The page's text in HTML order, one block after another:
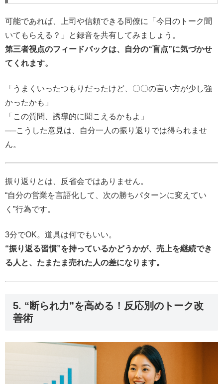
可能であれば、上司や信頼できる同僚に「今日のトーク聞
いてもらえる？」と録音を共有してみましょう。
第三者視点のフィードバックは、自分の“盲点”に気づかせ
てくれます。
「うまくいったつもりだったけど、〇〇の言い方が少し強
かったかも」
「この質問、誘導的に聞こえるかもよ」
──こうした意見は、自分一人の振り返りでは得られませ
ん。
振り返りとは、反省会ではありません。
“自分の営業を言語化して、次の勝ちパターンに変えてい
く”行為です。
3分でOK。道具は何でもいい。
“振り返る習慣”を持っているかどうかが、売上を継続でき
る人と、たまたま売れた人の差になります。
5. “断られ力”を高める！反応別のトーク改
善術